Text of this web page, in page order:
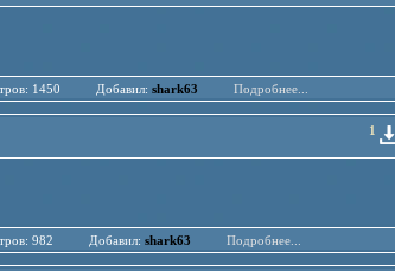
1450 Добавил: shark63 Подробнее...
1
982 Добавил: shark63 Подробнее...